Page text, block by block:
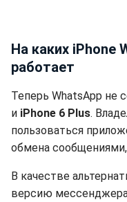
На каких iPhone
работает
Теперь WhatsApp не
и iPhone 6 Plus.
пользоваться
обмена
В качестве
версию мессенджера